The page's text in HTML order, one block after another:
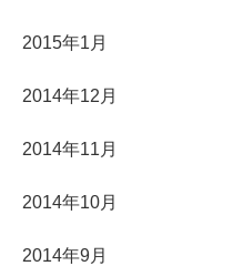
2015年1月
2014年12月
2014年11月
2014年10月
2014年9月